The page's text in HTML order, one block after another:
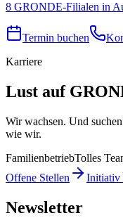
8 GRONDE-Filialen in
Termin buchen
Karriere
Lust auf
Wir wachsen. Und
wie wir.
FamilienbetriebTolles
Offene Stellen
Initiativ
Newsletter